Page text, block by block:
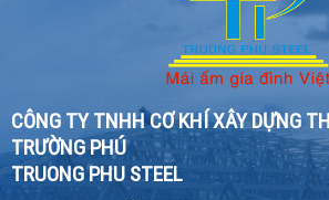
CÔNG TY TNHH CƠ KHÍ XÂY DỰNG
TRƯỜNG PHÚ
TRUONG PHU STEEL